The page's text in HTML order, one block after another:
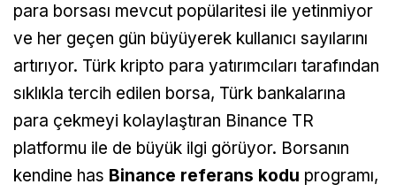
para borsası mevcut popülaritesi ile yetinmiyor
ve her geçen gün büyüyerek kullanıcı sayılarını
artırıyor. Türk kripto para yatırımcıları tarafından
sıklıkla tercih edilen borsa, Türk bankalarına
para çekmeyi kolaylaştıran Binance TR
platformu ile de büyük ilgi görüyor. Borsanın
kendine has Binance referans kodu programı,